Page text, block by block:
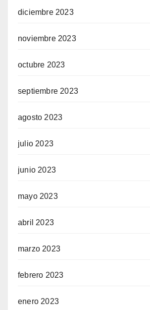
diciembre 2023
noviembre 2023
octubre 2023
septiembre 2023
agosto 2023
julio 2023
junio 2023
mayo 2023
abril 2023
marzo 2023
febrero 2023
enero 2023